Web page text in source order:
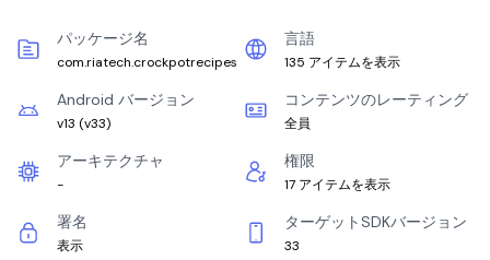
パッケージ名
com.riatech.crockpotrecipes
言語
135 アイテムを表示
Android バージョン
v13 (v33)
コンテンツのレーティング
全員
アーキテクチャ
-
権限
17 アイテムを表示
署名
表示
ターゲットSDKバージョン
33